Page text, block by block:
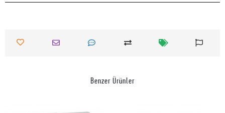
Benzer Ürünler